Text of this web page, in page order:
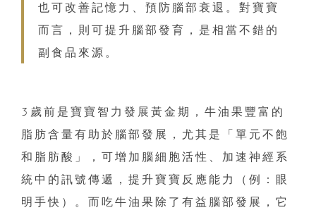
也可改善記憶力、預防腦部衰退。對寶寶
而言，則可提升腦部發育，是相當不錯的
副食品來源。
3歲前是寶寶智力發展黃金期，牛油果豐富的
脂肪含量有助於腦部發展，尤其是「單元不飽
和脂肪酸」，可增加腦細胞活性、加速神經系
統中的訊號傳遞，提升寶寶反應能力（例：眼
明手快）。而吃牛油果除了有益腦部發展，它